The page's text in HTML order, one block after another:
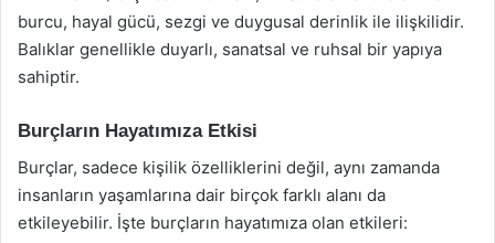
burcu, hayal gücü, sezgi ve duygusal derinlik ile ilişkilidir.
Balıklar genellikle duyarlı, sanatsal ve ruhsal bir yapıya
sahiptir.
Burçların Hayatımıza Etkisi
Burçlar, sadece kişilik özelliklerini değil, aynı zamanda
insanların yaşamlarına dair birçok farklı alanı da
etkileyebilir. İşte burçların hayatımıza olan etkileri: